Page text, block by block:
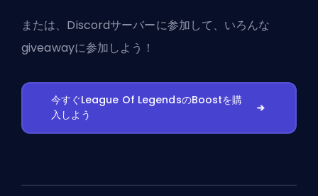
または、 Discordサーバーに参加して、いろんな
giveawayに参加しよう！
今すぐLeague Of LegendsのBoostを購
入しよう